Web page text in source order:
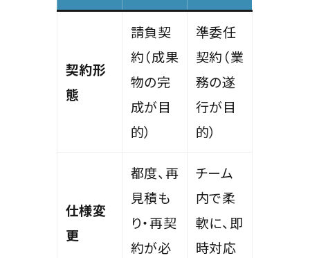
契約形
態
請負契
約（成果
物の完
成が目
的）
準委任
契約（業
務の遂
行が目
的）
仕様変
更
都度、再
見積も
り・再契
約が必
チーム
内で柔
軟に、即
時対応